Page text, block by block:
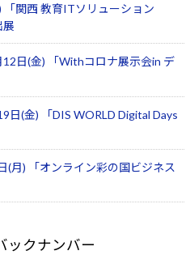
関西 教育ITソリューション
展
日(金) 「Withコロナ展示会in デ
日(金) 「DIS WORLD Digital Days
(月) 「オンライン彩の国ビジネス
クナンバー